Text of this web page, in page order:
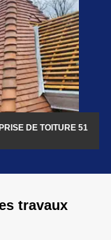
DE TOITURE 51
travaux